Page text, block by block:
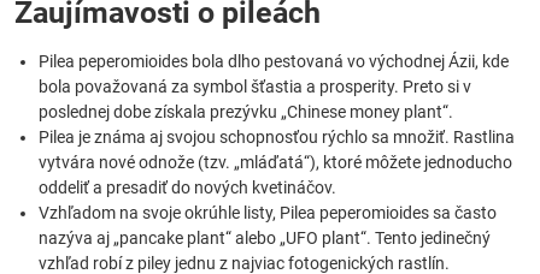
Zaujímavosti o pileách
Pilea peperomioides bola dlho pestovaná vo východnej Ázii, kde
bola považovaná za symbol šťastia a prosperity. Preto si v
poslednej dobe získala prezývku „Chinese money plant“.
Pilea je známa aj svojou schopnosťou rýchlo sa množiť. Rastlina
vytvára nové odnože (tzv. „mláďatá“), ktoré môžete jednoducho
oddeliť a presadiť do nových kvetináčov.
Vzhľadom na svoje okrúhle listy, Pilea peperomioides sa často
nazýva aj „pancake plant“ alebo „UFO plant“. Tento jedinečný
vzhľad robí z piley jednu z najviac fotogenických rastlín.